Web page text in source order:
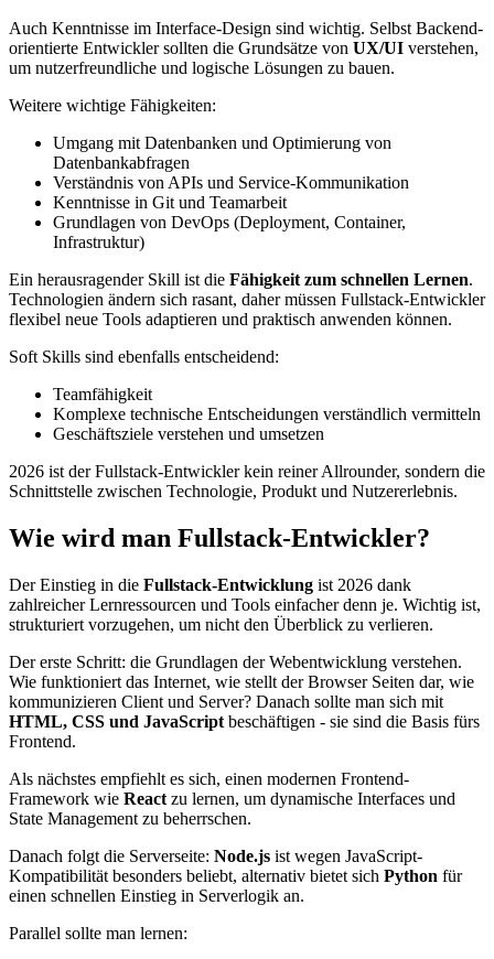
Auch Kenntnisse im Interface-Design sind wichtig. Selbst Backend-
orientierte Entwickler sollten die Grundsätze von UX/UI verstehen,
um nutzerfreundliche und logische Lösungen zu bauen.
Weitere wichtige Fähigkeiten:
Umgang mit Datenbanken und Optimierung von
Datenbankabfragen
Verständnis von APIs und Service-Kommunikation
Kenntnisse in Git und Teamarbeit
Grundlagen von DevOps (Deployment, Container,
Infrastruktur)
Ein herausragender Skill ist die Fähigkeit zum schnellen Lernen.
Technologien ändern sich rasant, daher müssen Fullstack-Entwickler
flexibel neue Tools adaptieren und praktisch anwenden können.
Soft Skills sind ebenfalls entscheidend:
Teamfähigkeit
Komplexe technische Entscheidungen verständlich vermitteln
Geschäftsziele verstehen und umsetzen
2026 ist der Fullstack-Entwickler kein reiner Allrounder, sondern die
Schnittstelle zwischen Technologie, Produkt und Nutzererlebnis.
Wie wird man Fullstack-Entwickler?
Der Einstieg in die Fullstack-Entwicklung ist 2026 dank
zahlreicher Lernressourcen und Tools einfacher denn je. Wichtig ist,
strukturiert vorzugehen, um nicht den Überblick zu verlieren.
Der erste Schritt: die Grundlagen der Webentwicklung verstehen.
Wie funktioniert das Internet, wie stellt der Browser Seiten dar, wie
kommunizieren Client und Server? Danach sollte man sich mit
HTML, CSS und JavaScript beschäftigen - sie sind die Basis fürs
Frontend.
Als nächstes empfiehlt es sich, einen modernen Frontend-
Framework wie React zu lernen, um dynamische Interfaces und
State Management zu beherrschen.
Danach folgt die Serverseite: Node.js ist wegen JavaScript-
Kompatibilität besonders beliebt, alternativ bietet sich Python für
einen schnellen Einstieg in Serverlogik an.
Parallel sollte man lernen: